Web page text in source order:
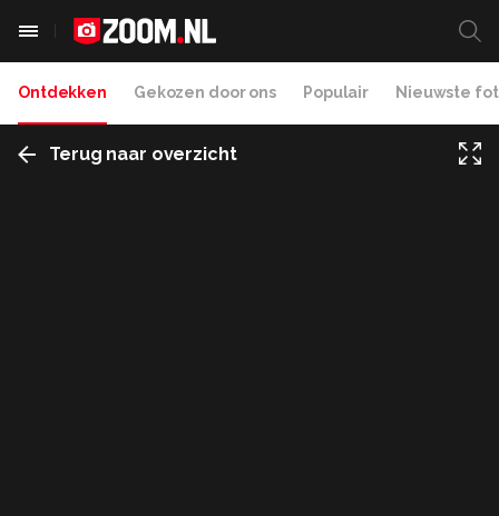
Ontdekken Gekozen door ons Populair Nieuwste
Terug naar overzicht